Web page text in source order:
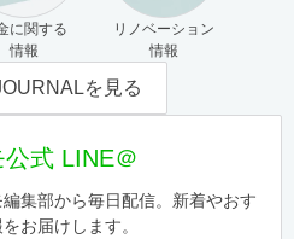
に関する
情報
リノベーション
情報
を見る
式 LINE＠
集部から毎日配信。新着やおす
お届けします。